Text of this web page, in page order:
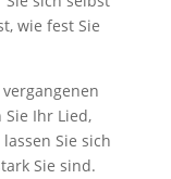
wie fest Sie
Sie Ihr Lied,
Sie sich
Sie sind.